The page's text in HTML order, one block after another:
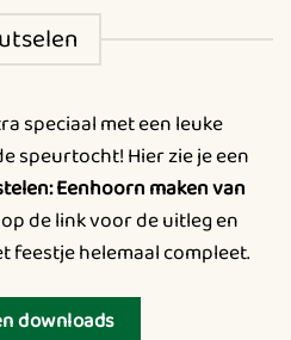
speciaal met een leuke
speurtocht! Hier zie je een
Eenhoorn maken van
op de link voor de uitleg en
feestje helemaal compleet.
downloads